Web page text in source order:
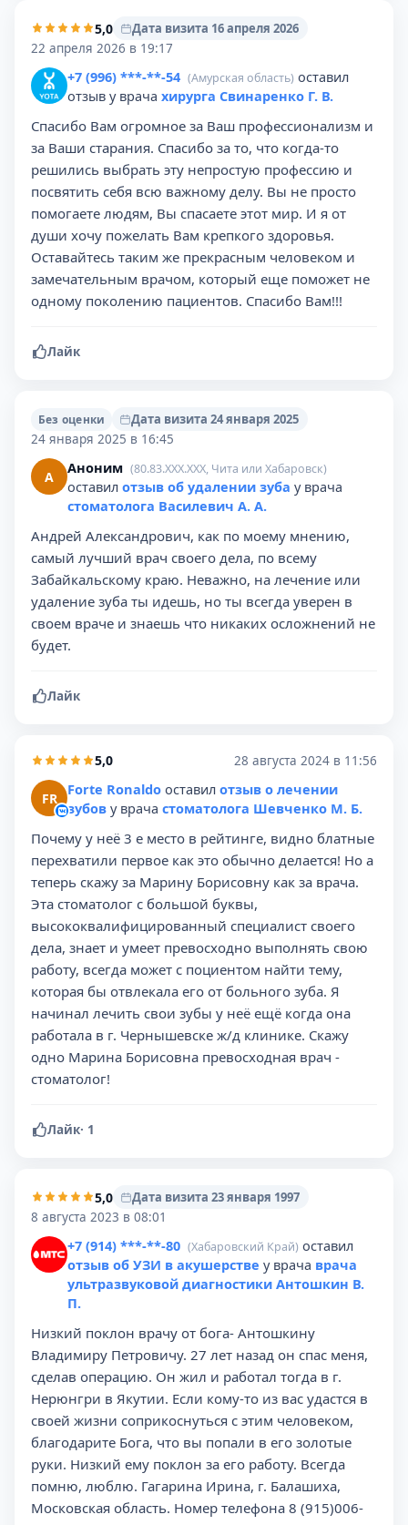
5,0
Дата визита 16 апреля 2026
22 апреля 2026 в 19:17
+7 (996) ***-**-54 (Амурская область) оставил
отзыв у врача хирурга Свинаренко Г. В.
Спасибо Вам огромное за Ваш профессионализм и
за Ваши старания. Спасибо за то, что когда-то
решились выбрать эту непростую профессию и
посвятить себя всю важному делу. Вы не просто
помогаете людям, Вы спасаете этот мир. И я от
души хочу пожелать Вам крепкого здоровья.
Оставайтесь таким же прекрасным человеком и
замечательным врачом, который еще поможет не
одному поколению пациентов. Спасибо Вам!!!
Лайк
Без оценки
Дата визита 24 января 2025
24 января 2025 в 16:45
А Аноним (80.83.XXX.XXX, Чита или Хабаровск)
оставил отзыв об удалении зуба у врача
стоматолога Василевич А. А.
Андрей Александрович, как по моему мнению,
самый лучший врач своего дела, по всему
Забайкальскому краю. Неважно, на лечение или
удаление зуба ты идешь, но ты всегда уверен в
своем враче и знаешь что никаких осложнений не
будет.
Лайк
5,0 28 августа 2024 в 11:56
FR Forte Ronaldo оставил отзыв о лечении
зубов у врача стоматолога Шевченко М. Б.
Почему у неё 3 е место в рейтинге, видно блатные
перехватили первое как это обычно делается! Но а
теперь скажу за Марину Борисовну как за врача.
Эта стоматолог с большой буквы,
высококвалифицированный специалист своего
дела, знает и умеет превосходно выполнять свою
работу, всегда может с поциентом найти тему,
которая бы отвлекала его от больного зуба. Я
начинал лечить свои зубы у неё ещё когда она
работала в г. Чернышевске ж/д клинике. Скажу
одно Марина Борисовна превосходная врач -
стоматолог!
Лайк· 1
5,0
Дата визита 23 января 1997
8 августа 2023 в 08:01
+7 (914) ***-**-80 (Хабаровский Край) оставил
отзыв об УЗИ в акушерстве у врача врача
ультразвуковой диагностики Антошкин В.
П.
Низкий поклон врачу от бога- Антошкину
Владимиру Петровичу. 27 лет назад он спас меня,
сделав операцию. Он жил и работал тогда в г.
Нерюнгри в Якутии. Если кому-то из вас удастся в
своей жизни соприкоснуться с этим человеком,
благодарите Бога, что вы попали в его золотые
руки. Низкий ему поклон за его работу. Всегда
помню, люблю. Гагарина Ирина, г. Балашиха,
Московская область. Номер телефона 8 (915)006-